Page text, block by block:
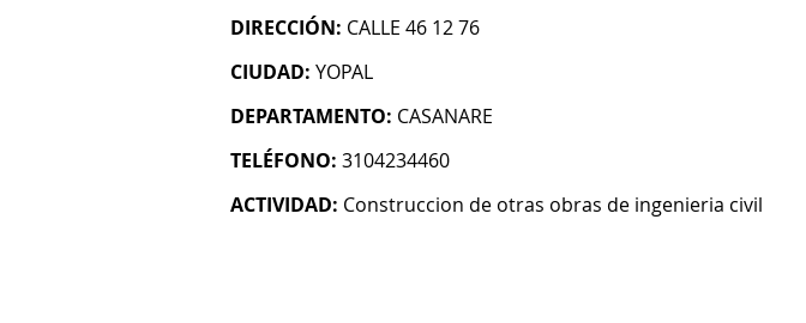
DIRECCIÓN: CALLE 46 12 76
CIUDAD: YOPAL
DEPARTAMENTO: CASANARE
TELÉFONO: 3104234460
ACTIVIDAD: Construccion de otras obras de ingenieria civil